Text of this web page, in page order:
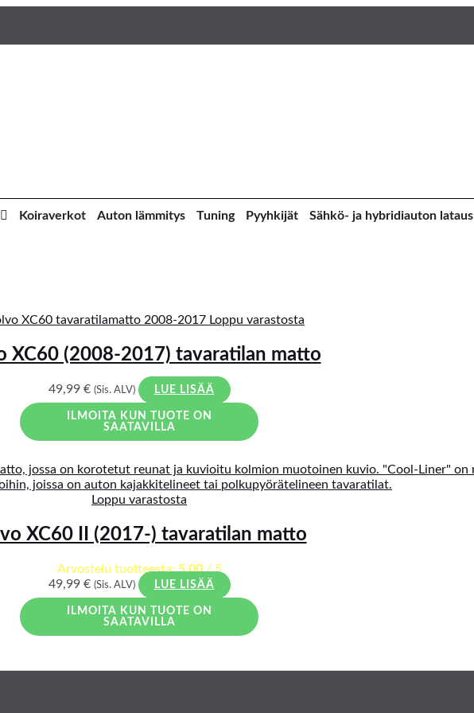
Koiraverkot Auton lämmitys Tuning Pyyhkijät Sähkö- ja hybridiauton lataus
Loppu varastosta
XC60 (2008-2017) tavaratilan matto
49,99 € (Sis. ALV) LUE LISÄÄ
ILMOITA KUN TUOTE ON
SAATAVILLA
Loppu varastosta
XC60 II (2017-) tavaratilan matto
Arvostelu tuotteesta:5.00/ 5
49,99 € (Sis. ALV) LUE LISÄÄ
ILMOITA KUN TUOTE ON
SAATAVILLA